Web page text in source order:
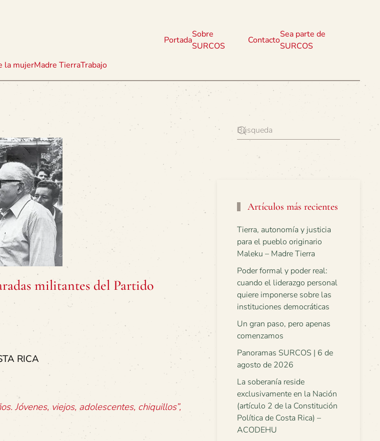
la mujerMadre TierraTrabajo
Portada
Sobre
SURCOS
Contacto
Sea parte de
SURCOS
militantes del Partido
RICA
Jóvenes, viejos, adolescentes, chiquillos”,
Artículos más recientes
Tierra, autonomía y justicia
para el pueblo originario
Maleku – Madre Tierra
Poder formal y poder real:
cuando el liderazgo personal
quiere imponerse sobre las
instituciones democráticas
Un gran paso, pero apenas
comenzamos
Panoramas SURCOS | 6 de
agosto de 2026
La soberanía reside
exclusivamente en la Nación
(artículo 2 de la Constitución
Política de Costa Rica) –
ACODEHU